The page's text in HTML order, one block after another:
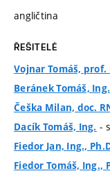
angličtina
ŘEŠITELÉ
Vojnar Tomáš, prof.
Beránek Tomáš, Ing.
Češka Milan, doc.
Dacík Tomáš, Ing. -
Fiedor Jan, Ing.,
Fiedor Tomáš, Ing.,